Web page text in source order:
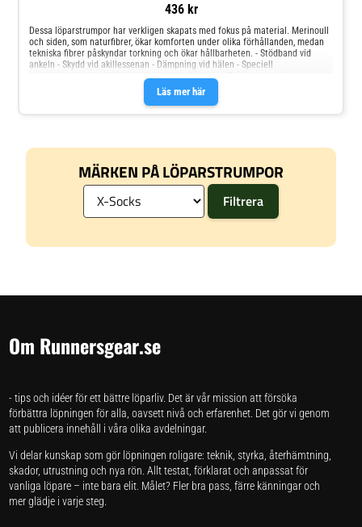
436 kr
Läs mer här
Dessa löparstrumpor har verkligen skapats med fokus på material. Merinoull
och siden, som naturfibrer, ökar komforten under olika förhållanden, medan
tekniska fibrer påskyndar torkning och ökar hållbarheten. - Stödband vid
ankeln - Skydd vid akillessenan - Dämpning vid hälen - Speciell
MÄRKEN PÅ LÖPARSTRUMPOR
Om Runnersgear.se
- tips och idéer för ett bättre löparliv. Det är vår mission att försöka
förbättra löpningen för alla, oavsett nivå och erfarenhet. Det gör vi genom
att publicera innehåll i våra olika avdelningar.
Vi delar kunskap som gör löpningen roligare: teknik, styrka, återhämtning,
skador, utrustning och nya rön. Allt testat, förklarat och anpassat för
vanliga löpare – inte bara elit. Målet? Fler bra pass, färre känningar och
mer glädje i varje steg.